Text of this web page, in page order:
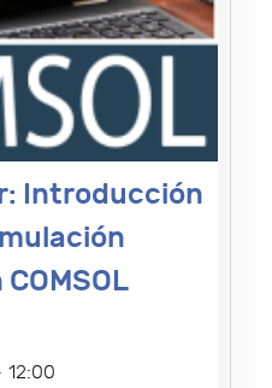
Introducción
12:00